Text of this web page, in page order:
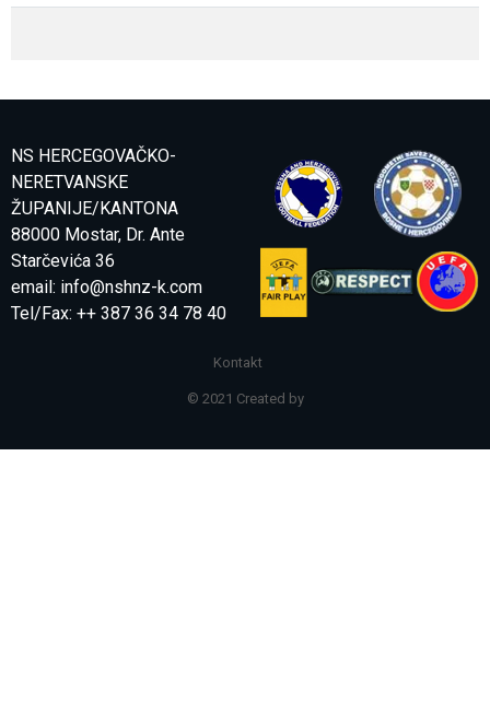
NS HERCEGOVAČKO-
NERETVANSKE
ŽUPANIJE/KANTONA
88000 Mostar, Dr. Ante
Starčevića 36
email: info@nshnz-k.com
Tel/Fax: ++ 387 36 34 78 40
Kontakt
© 2021 Created by